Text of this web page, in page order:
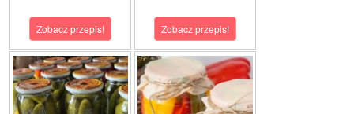
Zobacz przepis! Zobacz przepis!